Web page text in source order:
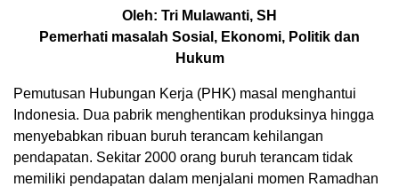
Oleh: Tri Mulawanti, SH
Pemerhati masalah Sosial, Ekonomi, Politik dan
Hukum
Pemutusan Hubungan Kerja (PHK) masal menghantui
Indonesia. Dua pabrik menghentikan produksinya hingga
menyebabkan ribuan buruh terancam kehilangan
pendapatan. Sekitar 2000 orang buruh terancam tidak
memiliki pendapatan dalam menjalani momen Ramadhan